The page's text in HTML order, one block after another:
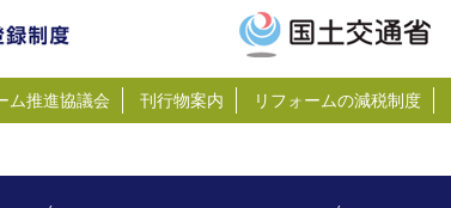
ム推進協議会 刊行物案内 リフォームの減税制度